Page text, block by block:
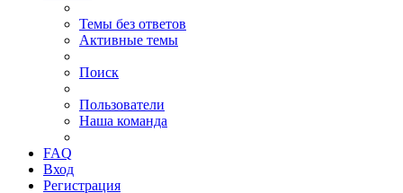
Темы без ответов
Активные темы
Поиск
Пользователи
Наша команда
FAQ
Вход
Регистрация